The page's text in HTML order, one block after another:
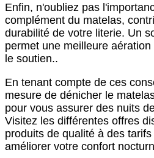
Enfin, n'oubliez pas
complément du matelas,
durabilité de votre literie. Un
permet une meilleure
le soutien..
En tenant compte de ces
mesure de dénicher le
pour vous assurer des nuits
Visitez les différentes offres
produits de qualité à des
améliorer votre confort